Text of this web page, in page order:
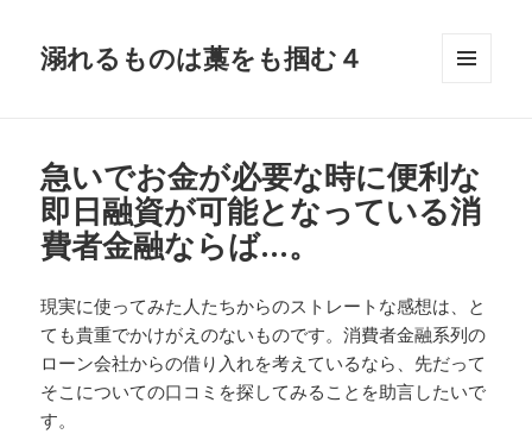
溺れるものは藁をも掴む４
急いでお金が必要な時に便利な
即日融資が可能となっている消
費者金融ならば…。
現実に使ってみた人たちからのストレートな感想は、と
ても貴重でかけがえのないものです。消費者金融系列の
ローン会社からの借り入れを考えているなら、先だって
そこについての口コミを探してみることを助言したいで
す。